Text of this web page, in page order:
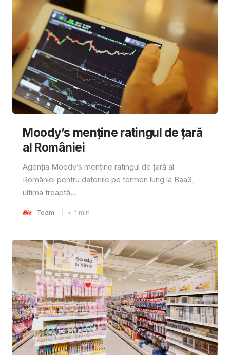
Moody’s menține ratingul de țară
al României
Agenția Moody’s menține ratingul de țară al
României pentru datoriile pe termen lung la Baa3,
ultima treaptă...
Team < 1 min